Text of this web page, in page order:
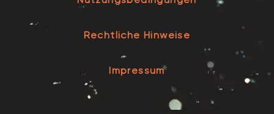
Rechtliche Hinweise
Impressum